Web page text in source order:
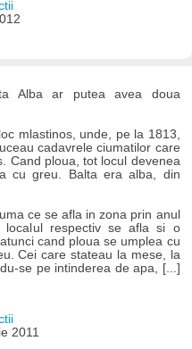
Alba ar putea avea doua
mlastinos, unde, pe la 1813,
cadavrele ciumatilor care
Cand ploua, tot locul devenea
cu greu. Balta era alba, din
ce se afla in zona prin anul
localul respectiv se afla si o
cand ploua se umplea cu
Cei care stateau la mese, la
se pe intinderea de apa, [...]
2011